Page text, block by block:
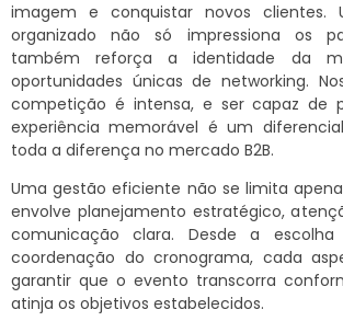
imagem e conquistar novos clientes.
organizado não só impressiona os
também reforça a identidade da
oportunidades únicas de networking.
competição é intensa, e ser capaz de
experiência memorável é um
toda a diferença no mercado B2B.
Uma gestão eficiente não se limita
envolve planejamento estratégico,
comunicação clara. Desde a
coordenação do cronograma, cada
garantir que o evento transcorra
atinja os objetivos estabelecidos.